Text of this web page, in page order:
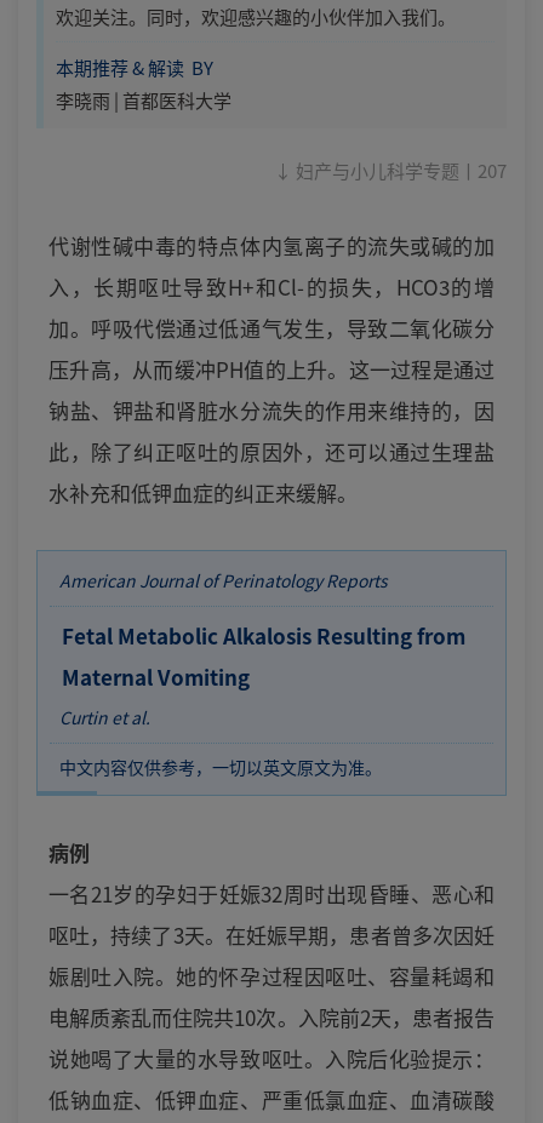
欢迎关注。同时，欢迎感兴趣的小伙伴加入我们。
本期推荐 & 解读 BY
李晓雨 | 首都医科大学
↓ 妇产与小儿科学专题丨207
代谢性碱中毒的特点体内氢离子的流失或碱的加
入，长期呕吐导致H+和Cl-的损失，HCO3的增
加。呼吸代偿通过低通气发生，导致二氧化碳分
压升高，从而缓冲PH值的上升。这一过程是通过
钠盐、钾盐和肾脏水分流失的作用来维持的，因
此，除了纠正呕吐的原因外，还可以通过生理盐
水补充和低钾血症的纠正来缓解。
American Journal of Perinatology Reports
Fetal Metabolic Alkalosis Resulting from
Maternal Vomiting
Curtin et al.
中文内容仅供参考，一切以英文原文为准。
病例
一名21岁的孕妇于妊娠32周时出现昏睡、恶心和
呕吐，持续了3天。在妊娠早期，患者曾多次因妊
娠剧吐入院。她的怀孕过程因呕吐、容量耗竭和
电解质紊乱而住院共10次。入院前2天，患者报告
说她喝了大量的水导致呕吐。入院后化验提示：
低钠血症、低钾血症、严重低氯血症、血清碳酸